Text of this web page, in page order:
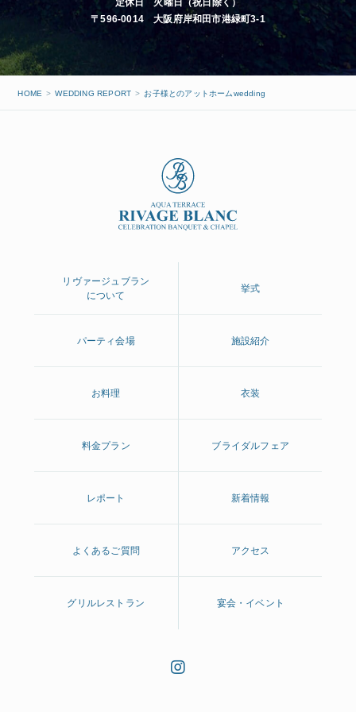
〒596-0014 大阪府岸和田市港緑町3-1
HOME WEDDING REPORT お子様とのアットホームwedding
リヴァージュブラン
について
挙式
パーティ会場 施設紹介
お料理 衣装
料金プラン ブライダルフェア
レポート 新着情報
よくあるご質問 アクセス
グリルレストラン 宴会・イベント